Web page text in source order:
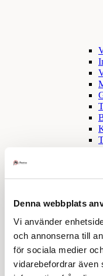
Denna webbplats
Vi använder
och annonserna till
för sociala medier
vidarebefordrar även